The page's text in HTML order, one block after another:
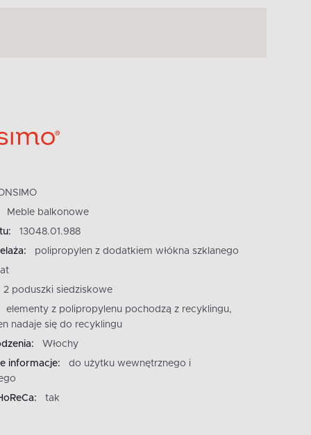
Meble balkonowe
13048.01.988
polipropylen z dodatkiem włókna szklanego
2 poduszki siedziskowe
elementy z polipropylenu pochodzą z recyklingu,
nadaje się do recyklingu
Włochy
informacje:
do użytku wewnętrznego i
tak